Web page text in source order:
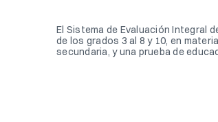
El Sistema de Evaluación Integral
de los grados 3 al 8 y 10, en
secundaria, y una prueba de